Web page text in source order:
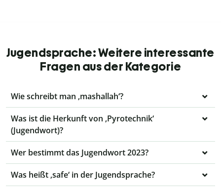
Jugendsprache: Weitere interessante
Fragen aus der Kategorie
Wie schreibt man ‚mashallah‘?
Was ist die Herkunft von ‚Pyrotechnik‘
(Jugendwort)?
Wer bestimmt das Jugendwort 2023?
Was heißt ‚safe‘ in der Jugendsprache?